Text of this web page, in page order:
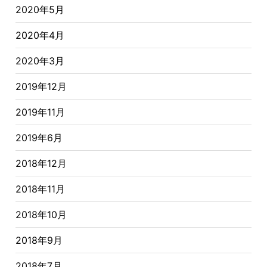
2020年5月
2020年4月
2020年3月
2019年12月
2019年11月
2019年6月
2018年12月
2018年11月
2018年10月
2018年9月